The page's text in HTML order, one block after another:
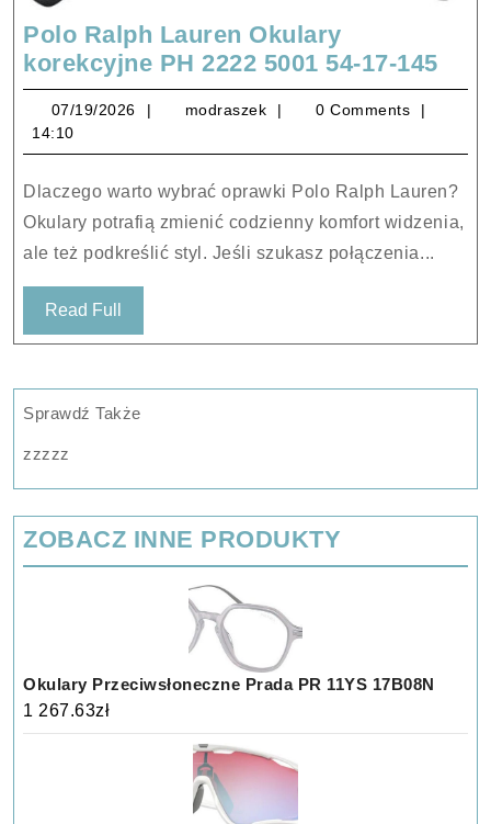
Polo Ralph Lauren Okulary
korekcyjne PH 2222 5001 54-17-145Polo
PH
2222
145
07/19/2026 07/19/2026
modraszek modraszek
0 Comments
14:10
Dlaczego warto wybrać oprawki Polo Ralph Lauren?
Okulary potrafią zmienić codzienny komfort widzenia,
ale też podkreślić styl. Jeśli szukasz połączenia...
Read Full
Full
Sprawdź Także
zzzzz
ZOBACZ INNE PRODUKTY
Okulary Przeciwsłoneczne Prada PR 11YS 17B08N
1 267.63zł